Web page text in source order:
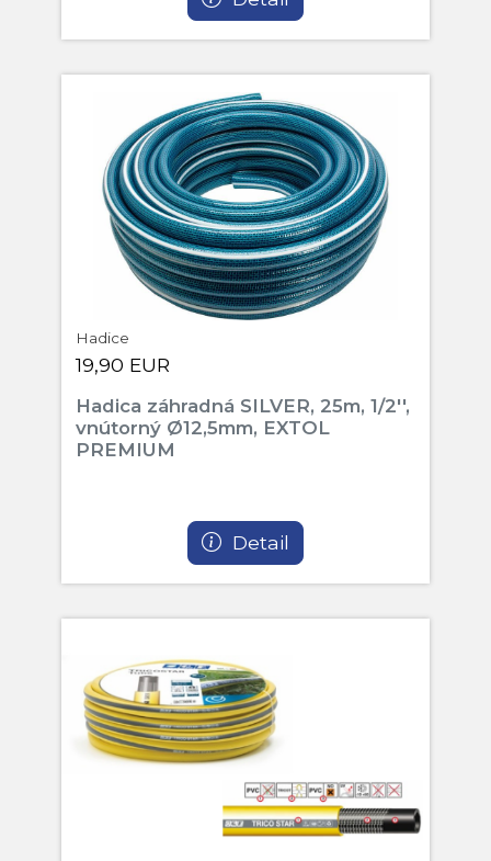
Hadice
19,90 EUR
Hadica záhradná SILVER, 25m, 1/2'',
vnútorný Ø12,5mm, EXTOL
PREMIUM
Detail